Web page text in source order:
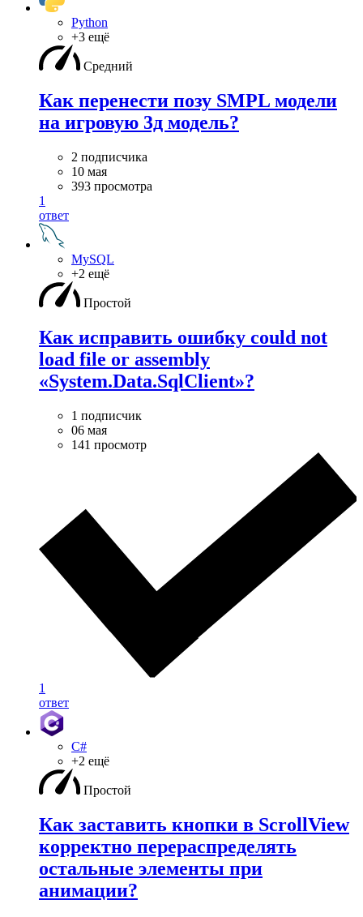
Python
+3 ещё
Средний
Как перенести позу SMPL модели
на игровую 3д модель?
2 подписчика
10 мая
393 просмотра
1
ответ
MySQL
+2 ещё
Простой
Как исправить ошибку could not
load file or assembly
«System.Data.SqlClient»?
1 подписчик
06 мая
141 просмотр
1
ответ
C#
+2 ещё
Простой
Как заставить кнопки в ScrollView
корректно перераспределять
остальные элементы при
анимации?